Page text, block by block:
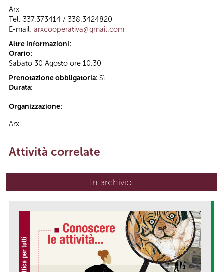
Arx
Tel. 337.373414 / 338.3424820
E-mail: arxcooperativa@gmail.com
Altre informazioni:
Orario:
Sabato 30 Agosto ore 10.30
Prenotazione obbligatoria: Sì
Durata:
Organizzazione:
Arx
Attività correlate
In archivio